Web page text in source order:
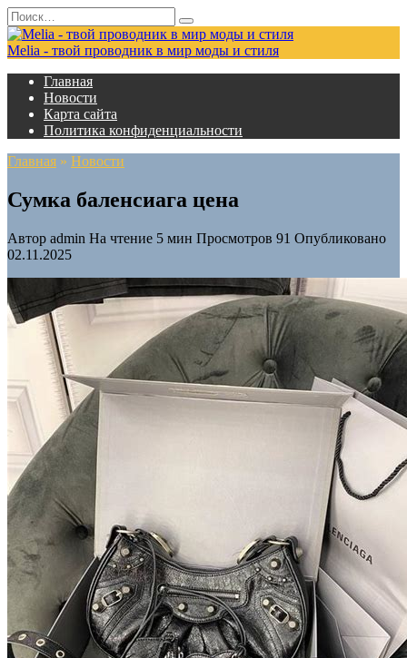
Перейти
к
содержанию
Search
for:
Melia - твой проводник в мир моды и стиля
Главная
Новости
Карта сайта
Политика конфиденциальности
Главная » Новости
Сумка баленсиага цена
Автор admin На чтение 5 мин Просмотров 91 Опубликовано
02.11.2025